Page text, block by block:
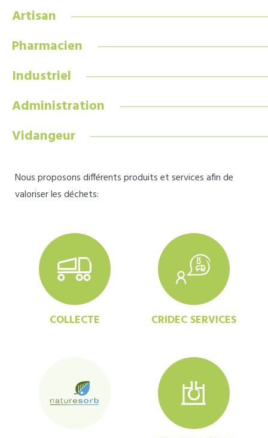
Artisan
Pharmacien
Industriel
Administration
Vidangeur
Nous proposons différents produits et services afin de
valoriser les déchets:
COLLECTE CRIDEC SERVICES